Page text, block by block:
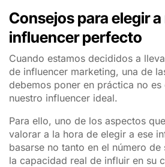
Consejos para elegir
influencer perfecto
Cuando estamos decididos a
de influencer marketing, una de
debemos poner en práctica no
nuestro influencer ideal.
Para ello, uno de los aspectos
valorar a la hora de elegir a ese
basarse no tanto en el número
la capacidad real de influir en su